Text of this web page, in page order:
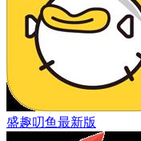
盛趣叨鱼最新版